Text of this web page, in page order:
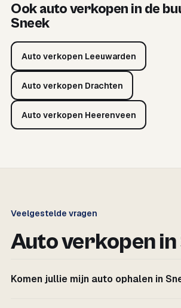
Ook auto verkopen in de
Sneek
Auto verkopen Leeuwarden
Auto verkopen Drachten
Auto verkopen Heerenveen
Veelgestelde vragen
Auto verkopen in
Komen jullie mijn auto ophalen in